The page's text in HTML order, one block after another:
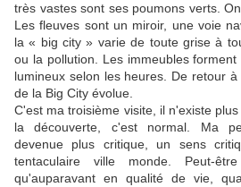
très vastes sont ses poumons verts.
Les fleuves sont un miroir, une voie
la « big city » varie de toute grise à
ou la pollution. Les immeubles
lumineux selon les heures. De retour
de la Big City évolue.
C'est ma troisième visite, il n'existe
la découverte, c'est normal. Ma
devenue plus critique, un sens
tentaculaire ville monde. Peut-
qu'auparavant en qualité de vie,